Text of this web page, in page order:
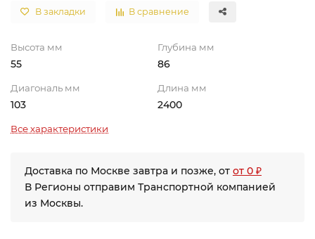
В закладки В сравнение
Высота мм
55
Глубина мм
86
Диагональ мм
103
Длина мм
2400
Все характеристики
Доставка по Москве завтра и позже, от от 0 ₽
В Регионы отправим Транспортной компанией
из Москвы.